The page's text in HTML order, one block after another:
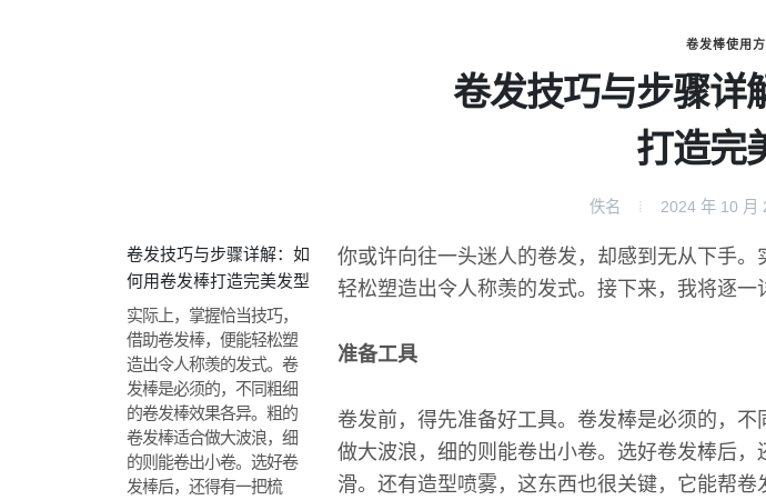
卷发棒使用
卷发技巧与步骤详
打造完
佚名 2024 年 10 月
卷发技巧与步骤详解：如
何用卷发棒打造完美发型
实际上，掌握恰当技巧，
借助卷发棒，便能轻松塑
造出令人称羡的发式。卷
发棒是必须的，不同粗细
的卷发棒效果各异。粗的
卷发棒适合做大波浪，细
的则能卷出小卷。选好卷
发棒后，还得有一把梳
你或许向往一头迷人的卷发，却感到无从下手
轻松塑造出令人称羡的发式。接下来，我将逐一
准备工具
卷发前，得先准备好工具。卷发棒是必须的，
做大波浪，细的则能卷出小卷。选好卷发棒后
滑。还有造型喷雾，这东西也很关键，它能帮卷